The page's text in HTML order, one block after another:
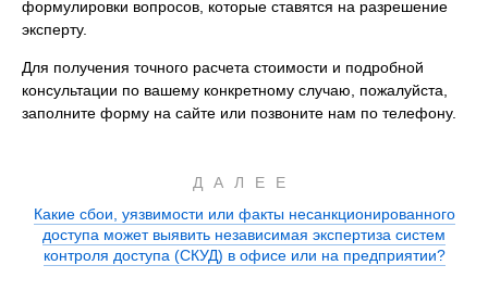
формулировки вопросов, которые ставятся на разрешение
эксперту.
Для получения точного расчета стоимости и подробной
консультации по вашему конкретному случаю, пожалуйста,
заполните форму на сайте или позвоните нам по телефону.
ДАЛЕЕ
Какие сбои, уязвимости или факты несанкционированного
доступа может выявить независимая экспертиза систем
контроля доступа (СКУД) в офисе или на предприятии?